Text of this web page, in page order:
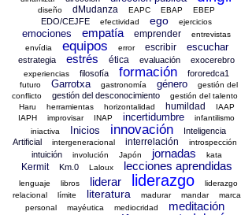
diseño dMudanza EAPC EBAP EBEP
EDO/CEJFE efectividad ego ejercicios
emociones empatía emprender
entrevistas
envídia
equipos error escribir escuchar
estrategia estrés ética evaluación exocerebro
experiencias filosofía formación fororedca1
futuro Garrotxa gastronomía género
gestión del
conflicto
gestión del desconocimiento
gestión del talento
Haru
herramientas horizontalidad humildad
IAAP
IAPH
improvisar INAP incertidumbre
infantilismo
iniactiva
Inicios innovación
Inteligencia
Artificial
intergeneracional interrelación introspección
intuición involución Japón jornadas kata
Kermit Km.0 Laloux lecciones aprendidas
lenguaje libros liderar liderazgo
liderazgo
relacional
límite literatura madurar mandar
marca
personal
mayéutica mediocridad meditación